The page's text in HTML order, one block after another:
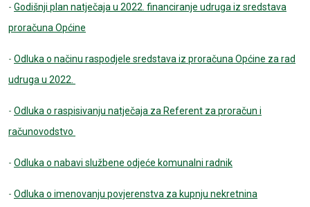
- Godišnji plan natječaja u 2022. financiranje udruga iz sredstava
proračuna Općine
- Odluka o načinu raspodjele sredstava iz proračuna Općine za rad
udruga u 2022.
- Odluka o raspisivanju natječaja za Referent za proračun i
računovodstvo
- Odluka o nabavi službene odjeće komunalni radnik
- Odluka o imenovanju povjerenstva za kupnju nekretnina